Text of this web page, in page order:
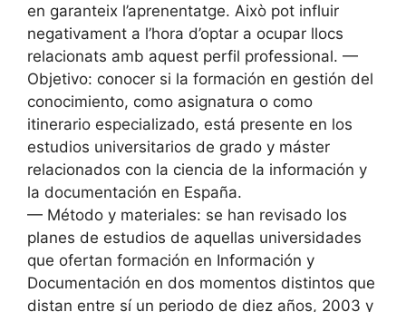
en garanteix l’aprenentatge. Això pot influir
negativament a l’hora d’optar a ocupar llocs
relacionats amb aquest perfil professional. —
Objetivo: conocer si la formación en gestión del
conocimiento, como asignatura o como
itinerario especializado, está presente en los
estudios universitarios de grado y máster
relacionados con la ciencia de la información y
la documentación en España.
— Método y materiales: se han revisado los
planes de estudios de aquellas universidades
que ofertan formación en Información y
Documentación en dos momentos distintos que
distan entre sí un periodo de diez años, 2003 y